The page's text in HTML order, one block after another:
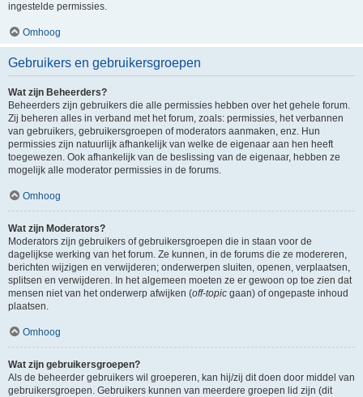
ingestelde permissies.
Omhoog
Gebruikers en gebruikersgroepen
Wat zijn Beheerders?
Beheerders zijn gebruikers die alle permissies hebben over het gehele forum.
Zij beheren alles in verband met het forum, zoals: permissies, het verbannen
van gebruikers, gebruikersgroepen of moderators aanmaken, enz. Hun
permissies zijn natuurlijk afhankelijk van welke de eigenaar aan hen heeft
toegewezen. Ook afhankelijk van de beslissing van de eigenaar, hebben ze
mogelijk alle moderator permissies in de forums.
Omhoog
Wat zijn Moderators?
Moderators zijn gebruikers of gebruikersgroepen die in staan voor de
dagelijkse werking van het forum. Ze kunnen, in de forums die ze modereren,
berichten wijzigen en verwijderen; onderwerpen sluiten, openen, verplaatsen,
splitsen en verwijderen. In het algemeen moeten ze er gewoon op toe zien dat
mensen niet van het onderwerp afwijken (off-topic gaan) of ongepaste inhoud
plaatsen.
Omhoog
Wat zijn gebruikersgroepen?
Als de beheerder gebruikers wil groeperen, kan hij/zij dit doen door middel van
gebruikersgroepen. Gebruikers kunnen van meerdere groepen lid zijn (dit